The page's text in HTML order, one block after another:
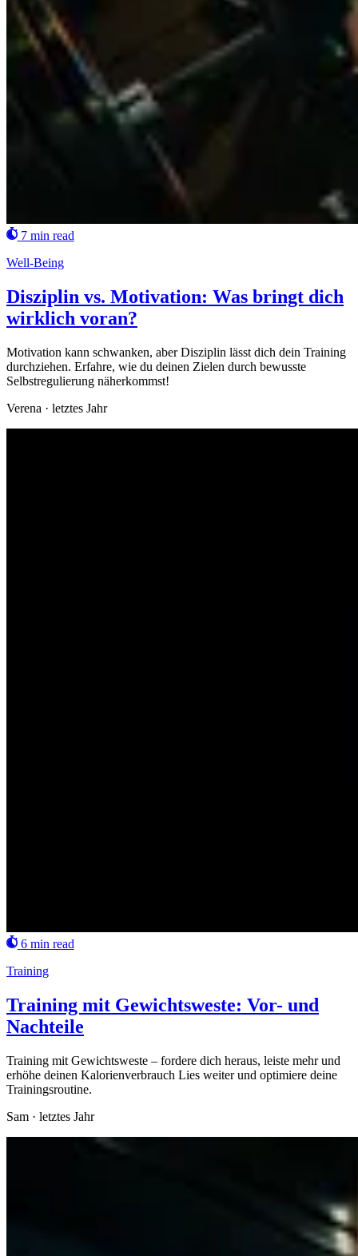
7 min read
Well-Being
Disziplin vs. Motivation: Was bringt dich
wirklich voran?
Motivation kann schwanken, aber Disziplin lässt dich dein Training
durchziehen. Erfahre, wie du deinen Zielen durch bewusste
Selbstregulierung näherkommst!
Verena · letztes Jahr
6 min read
Training
Training mit Gewichtsweste: Vor- und
Nachteile
Training mit Gewichtsweste – fordere dich heraus, leiste mehr und
erhöhe deinen Kalorienverbrauch Lies weiter und optimiere deine
Trainingsroutine.
Sam · letztes Jahr